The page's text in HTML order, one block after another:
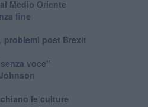
Medio Oriente
fine
problemi post Brexit
voce"
le culture